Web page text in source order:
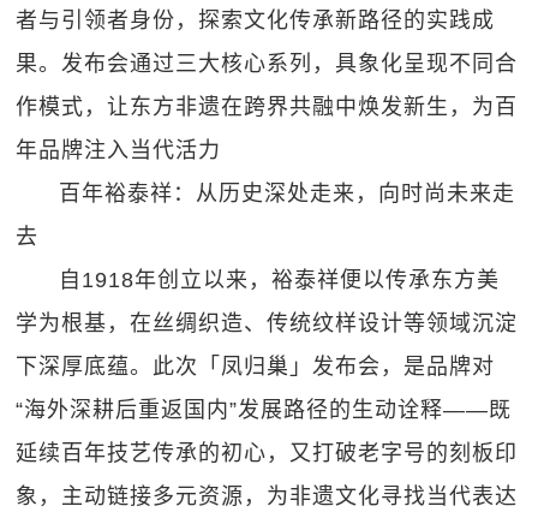
者与引领者身份，探索文化传承新路径的实践成
果。发布会通过三大核心系列，具象化呈现不同合
作模式，让东方非遗在跨界共融中焕发新生，为百
年品牌注入当代活力
百年裕泰祥：从历史深处走来，向时尚未来走
去
自1918年创立以来，裕泰祥便以传承东方美
学为根基，在丝绸织造、传统纹样设计等领域沉淀
下深厚底蕴。此次「凤归巢」发布会，是品牌对
“海外深耕后重返国内”发展路径的生动诠释——既
延续百年技艺传承的初心，又打破老字号的刻板印
象，主动链接多元资源，为非遗文化寻找当代表达